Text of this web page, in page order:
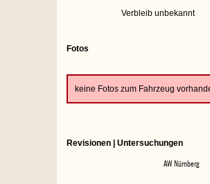
Verbleib unbekannt
Fotos
keine Fotos zum Fahrzeug
Revisionen | Untersuchungen
AW Nürnberg